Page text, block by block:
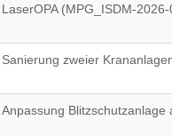
LaserOPA (MPG_ISDM-
Sanierung zweier
Anpassung Blitzschutzanlage